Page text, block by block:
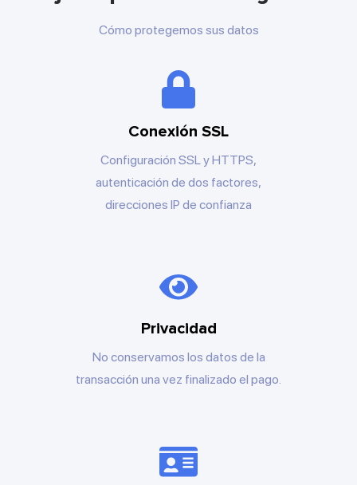
Cómo protegemos sus datos
Conexión SSL
Configuración SSL y HTTPS,
autenticación de dos factores,
direcciones IP de confianza
Privacidad
No conservamos los datos de la
transacción una vez finalizado el pago.